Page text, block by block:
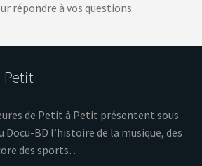
répondre à vos questions
Petit
de Petit à Petit présentent sous
BD l’histoire de la musique, des
des sports…